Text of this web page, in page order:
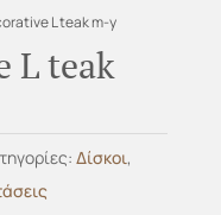
L teak m-y
L teak
Δίσκοι,